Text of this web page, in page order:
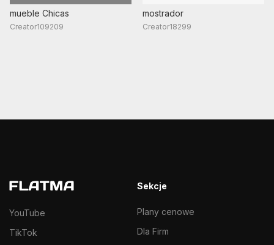
mueble Chicas
Creator109209
mostrador
Creator18299
YouTube
TikTok
Sekcje
Plany cenowe
Dla Firm